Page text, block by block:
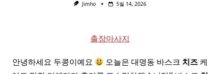
Jimho 5월 14, 2026
출장마사지
안녕하세요 두콩이예요 오늘은 대명동 바스크치즈 케